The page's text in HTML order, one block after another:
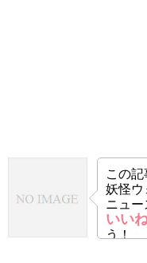
この
妖怪ウ
ニュー
いい
う！